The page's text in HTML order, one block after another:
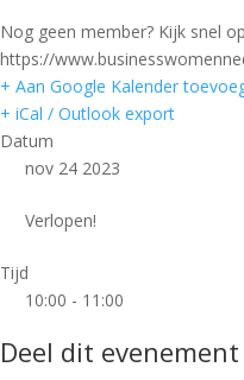
Nog geen member? Kijk snel op
https://
+ Aan Google Kalender
+ iCal / Outlook export
Datum
nov 24 2023
Verlopen!
Tijd
10:00 - 11:00
Deel dit evenement